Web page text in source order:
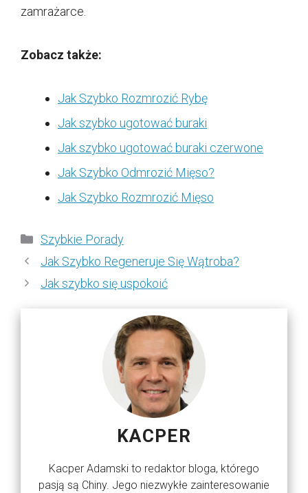
zamrażarce.
Zobacz także:
Jak Szybko Rozmrozić Rybę
Jak szybko ugotować buraki
Jak szybko ugotować buraki czerwone
Jak Szybko Odmrozić Mięso?
Jak Szybko Rozmrozić Mięso
Kategorie
Szybkie Porady
Jak Szybko Regeneruje Się Wątroba?
Jak szybko się uspokoić
KACPER
Kacper Adamski to redaktor bloga, którego
pasją są Chiny. Jego niezwykłe zainteresowanie